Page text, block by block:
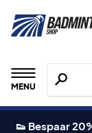
MENU
👟 Bespaar